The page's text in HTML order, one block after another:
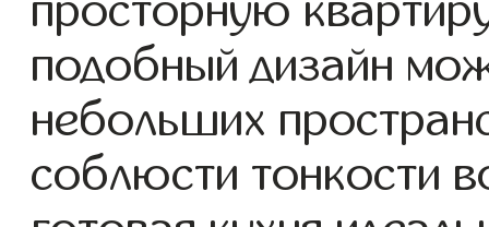
просторную
подобный дизайн
небольших
соблюсти тонкости